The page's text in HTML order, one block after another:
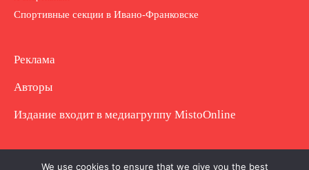
Спортивные секции в Ивано-Франковске
Реклама
Авторы
Издание входит в медиагруппу MistoOnline
Copyright © Полное использование материала
We use cookies to ensure that we give you the best